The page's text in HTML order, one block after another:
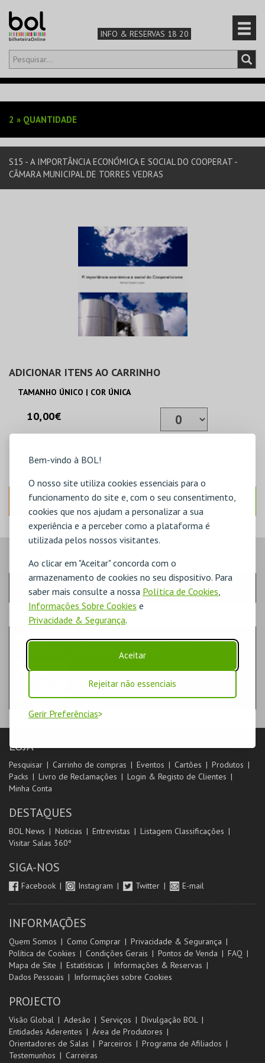
Bem-vindo à BOL!
O nosso site utiliza cookies essenciais para o
funcionamento do site e, com o seu consentimento,
cookies que nos ajudam a personalizar a sua
experiência e a perceber como a plataforma é
utilizada pelos nossos visitantes.
Ao clicar em "Aceitar" concorda com o
armazenamento de cookies no seu dispositivo. Para
saber mais consulte a nossa Política de Cookies
Informações Sobre Cookies e
Privacidade & Segurança.
Aceitar
Rejeitar não essenciais
Gerir Preferências
INFO & RESERVAS 18 20
Olá,iniciar sessão
TEATRO & ARTE
MÚSICA & FESTIVAIS
DESPORTO & AVENTURA
2 » QUANTIDADE
S15 - A IMPORTÂNCIA ECONÓMICA E SOCIAL DO COOPERAT -
CÂMARA MUNICIPAL DE TORRES VEDRAS
ADICIONAR ITENS AO CARRINHO
TAMANHO ÚNICO | COR ÚNICA
10,00€
ADICIONAR
ANTERIOR SEGUINTE
PASSO- QUANTIDADE
Escolha a quantidade e os produtos desejados
PASSO- PRODUTO
S15 - A IMPORTÂNCIA ECONÓMICA E
SOCIAL DO COOPERAT
CÂMARA MUNICIPAL DE TORRES VEDRAS
LOJA
Pesquisar Carrinho de compras Eventos Cartões
Produtos
Packs
Livro de Reclamações
Login & Registo de Clientes
Minha Conta
DESTAQUES
BOL News Noticias Entrevistas
Listagem Classificações
Visitar Salas 360º
SIGA-NOS
Facebook Instagram Twitter E-mail
INFORMAÇÕES
Quem Somos Como Comprar
Privacidade & Segurança
Política de Cookies
Condições Gerais Pontos de Venda
FAQ
Mapa de Site
Estatísticas
Informações & Reservas
Dados Pessoais
Informações sobre Cookies
PROJECTO
Visão Global Adesão Serviços
Divulgação BOL
Entidades Aderentes
Área de Produtores
Orientadores de Salas
Parceiros
Programa de Afiliados
Testemunhos
Carreiras